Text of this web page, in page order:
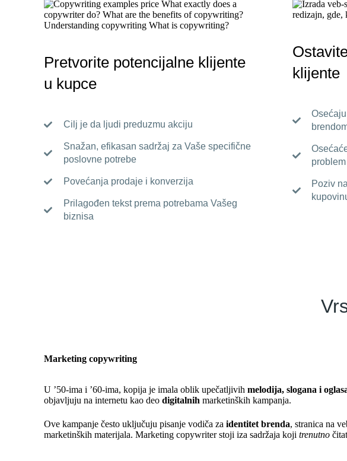
Pretvorite potencijalne klijente
u kupce
Cilj je da ljudi preduzmu akciju
Snažan, efikasan sadržaj za Vaše specifične
poslovne potrebe
Povećanja prodaje i konverzija
Prilagođen tekst prema potrebama Vašeg
biznisa
klijente
Poziv
Marketing copywriting
U ’50-ima i ’60-ima, kopija je imala oblik upečatljivih melodija, slogana i
objavljuju na internetu kao deo digitalnih marketinških kampanja.
Ove kampanje često uključuju pisanje vodiča za identitet brenda, stranica na
marketinških materijala. Marketing copywriter stoji iza sadržaja koji trenutno